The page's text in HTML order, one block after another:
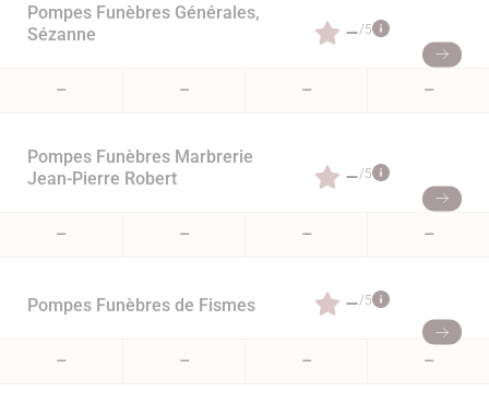
Pompes Funèbres Générales,
Sézanne
–/5
– – – –
Pompes Funèbres Marbrerie
Jean-Pierre Robert
–/5
– – – –
Pompes Funèbres de Fismes –/5
– – – –